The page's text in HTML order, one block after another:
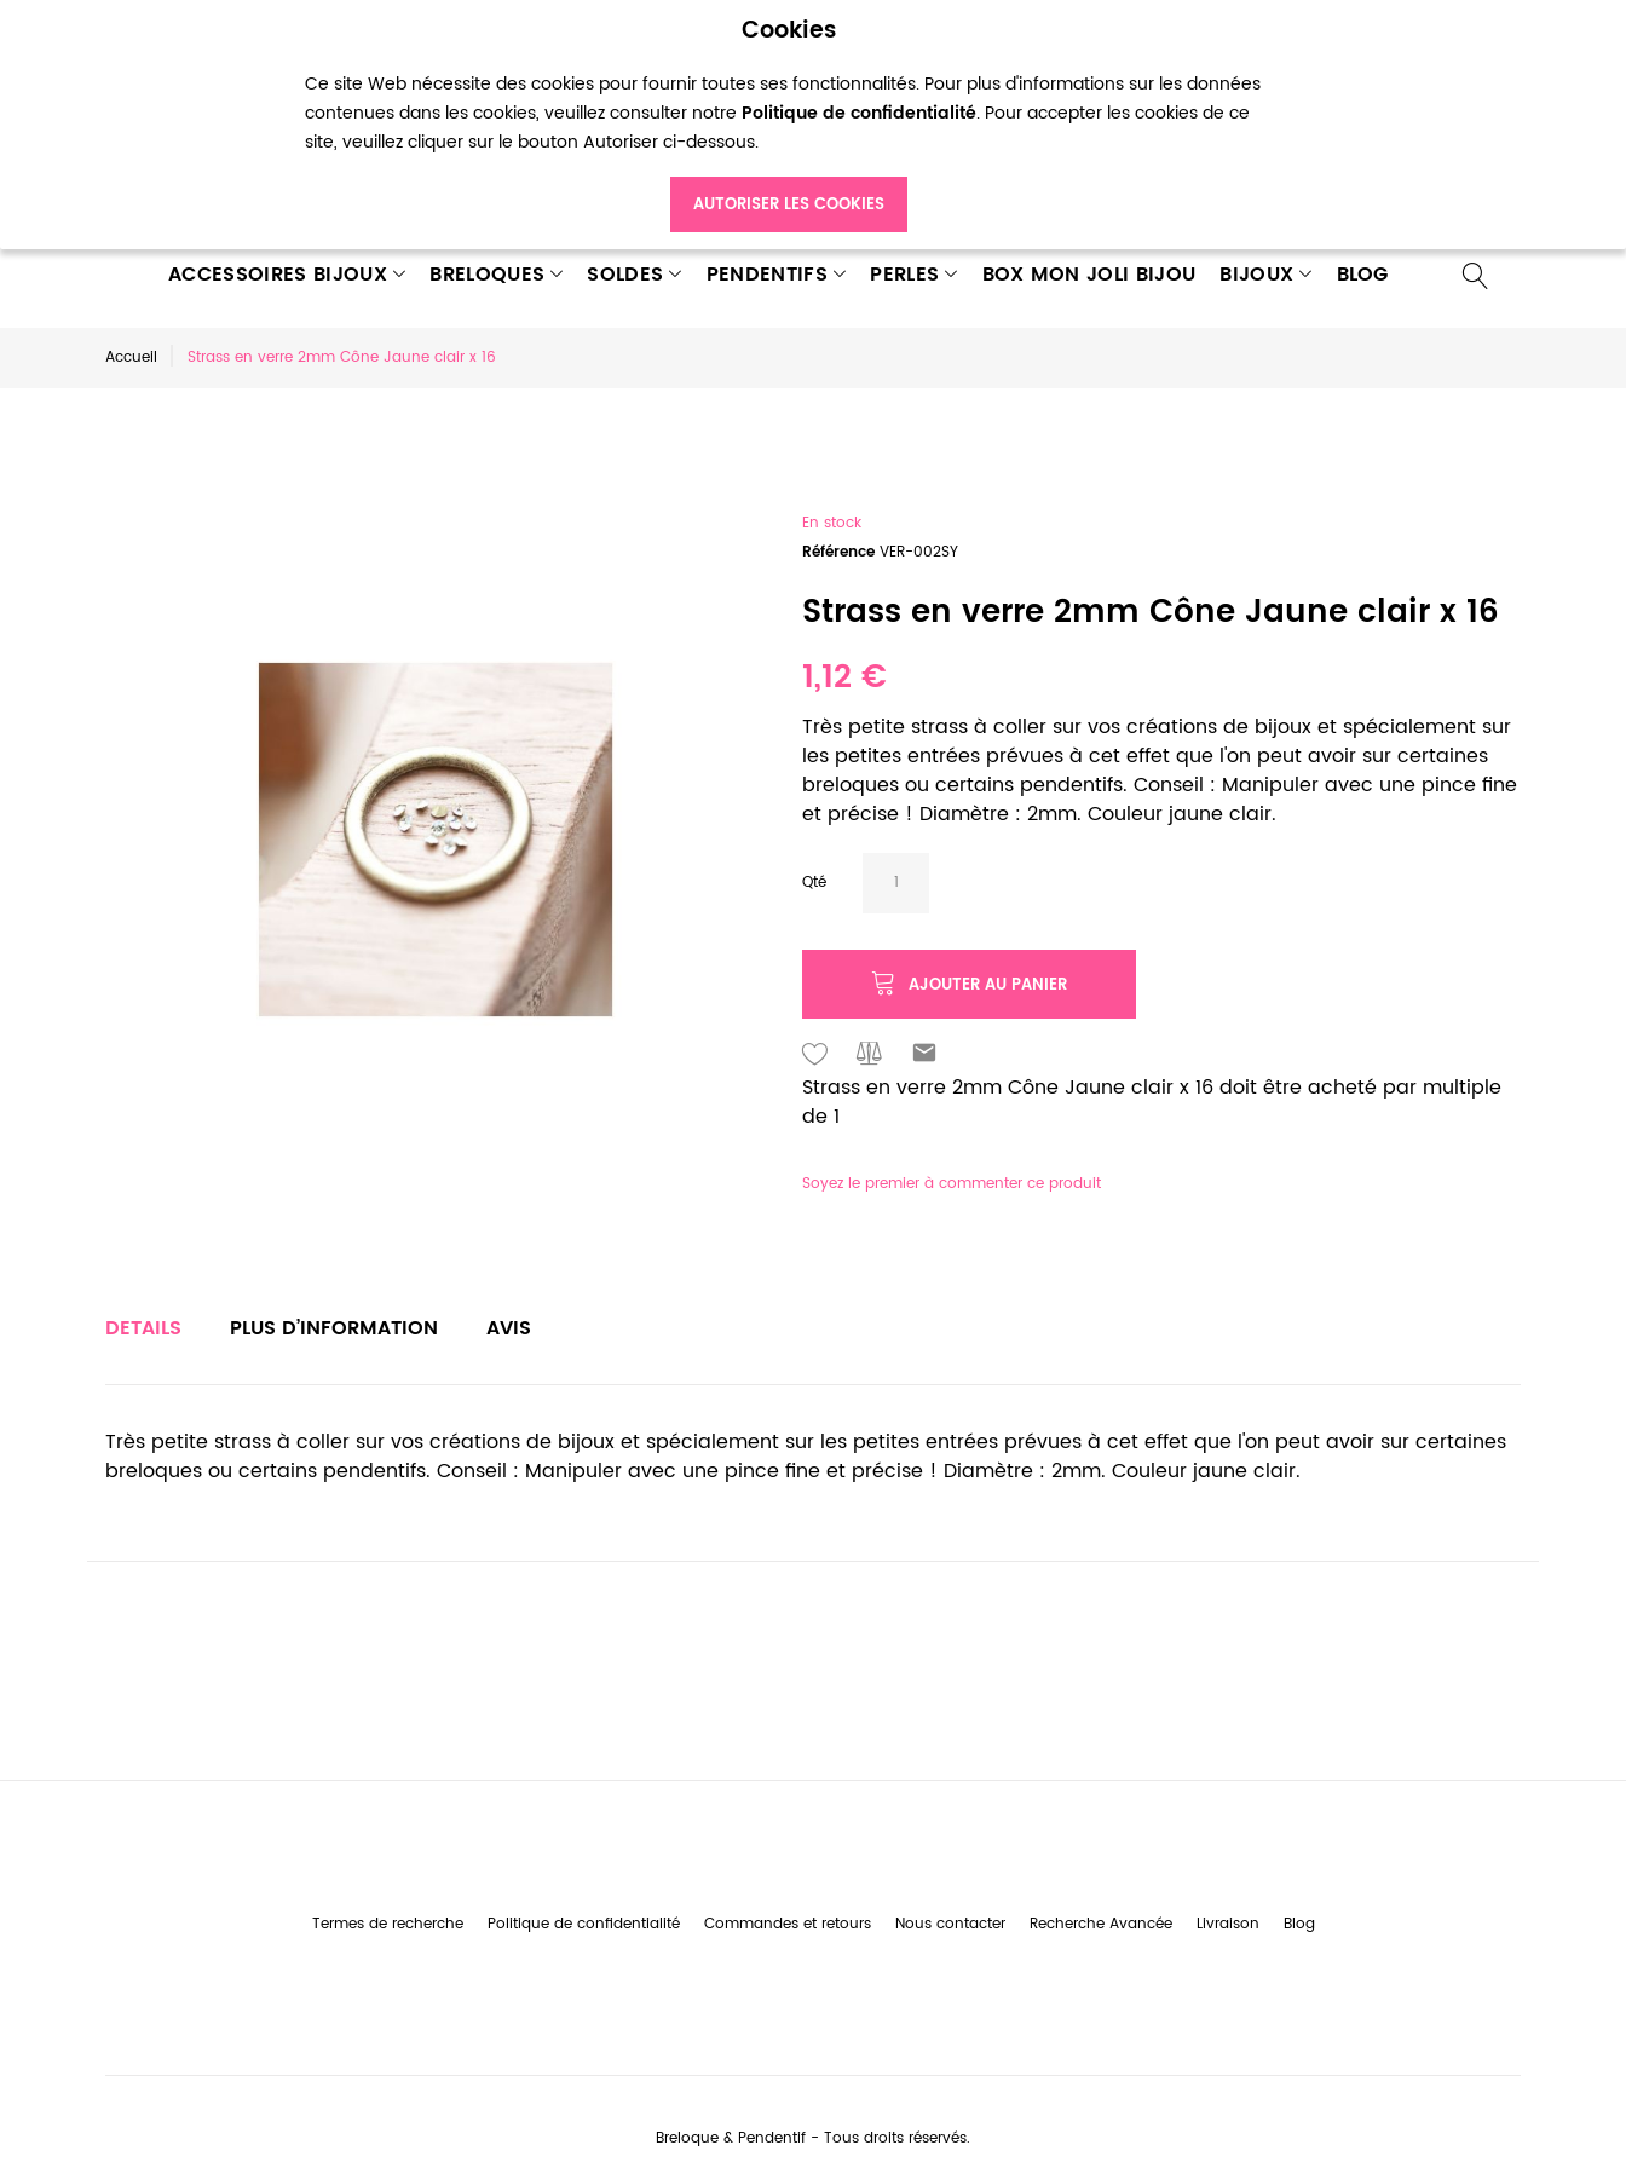
Cookies
Ce site Web nécessite des cookies pour fournir toutes ses fonctionnalités. Pour plus d'informations sur les données
contenues dans les cookies, veuillez consulter notre Politique de confidentialité. Pour accepter les cookies de ce
site, veuillez cliquer sur le bouton Autoriser ci-dessous.
AUTORISER LES COOKIES
Mon compte Ma liste d’envies Connexion Créer un compte
ACCESSOIRES BIJOUX BRELOQUES SOLDES PENDENTIFS PERLES BOX MON JOLI BIJOU BIJOUX BLOG
Accueil Strass en verre 2mm Cône Jaune clair x 16
En stock
Référence VER-002SY
Strass en verre 2mm Cône Jaune clair x 16
1,12 €
Très petite strass à coller sur vos créations de bijoux et spécialement sur
les petites entrées prévues à cet effet que l'on peut avoir sur certaines
breloques ou certains pendentifs. Conseil : Manipuler avec une pince fine
et précise ! Diamètre : 2mm. Couleur jaune clair.
Qté
AJOUTER AU PANIER
Strass en verre 2mm Cône Jaune clair x 16 doit être acheté par multiple
de 1
Soyez le premier à commenter ce produit
DETAILS
Très petite strass à coller sur vos créations de bijoux et spécialement sur les petites entrées prévues à cet effet que l'on peut avoir sur certaines
breloques ou certains pendentifs. Conseil : Manipuler avec une pince fine et précise ! Diamètre : 2mm. Couleur jaune clair.
PLUS D’INFORMATION AVIS
Termes de recherche Politique de confidentialité Commandes et retours Nous contacter Recherche Avancée Livraison Blog
Breloque & Pendentif - Tous droits réservés.